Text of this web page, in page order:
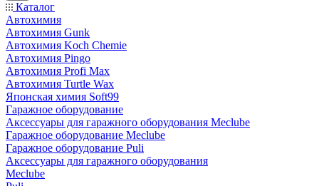
Каталог
Автохимия
Автохимия Gunk
Автохимия Koch Chemie
Автохимия Pingo
Автохимия Profi Max
Автохимия Turtle Wax
Японская химия Soft99
Гаражное оборудование
Аксессуары для гаражного оборудования Meclube
Гаражное оборудование Meclube
Гаражное оборудование Puli
Аксессуары для гаражного оборудования
Meclube